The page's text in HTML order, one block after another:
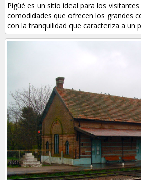
Pigüé es un sitio ideal para los
comodidades que ofrecen los grandes
con la tranquilidad que caracteriza a un